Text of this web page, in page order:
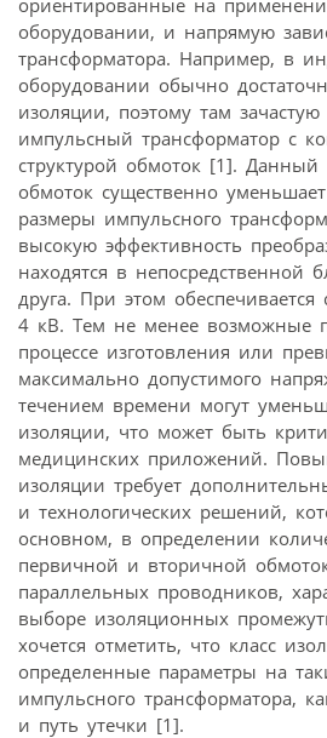
оборудовании, и напрямую
трансформатора. Например, в
оборудовании обычно
изоляции, поэтому там зачастую
импульсный трансформатор с
структурой обмоток [1]. Данный
обмоток существенно
размеры импульсного
высокую эффективность
находятся в непосредственной
друга. При этом
4 кВ. Тем не менее возможные
процессе изготовления или
максимально допустимого
течением времени могут
изоляции, что может быть
медицинских приложений.
изоляции требует
и технологических решений,
основном, в определении
первичной и вторичной
параллельных проводников,
выборе изоляционных
хочется отметить, что класс
определенные параметры на
импульсного трансформатора,
и путь утечки [1].